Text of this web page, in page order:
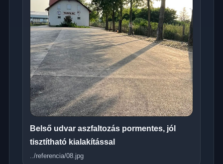
Belső udvar aszfaltozás pormentes, jól
tisztítható kialakítással
../referencia/08.jpg